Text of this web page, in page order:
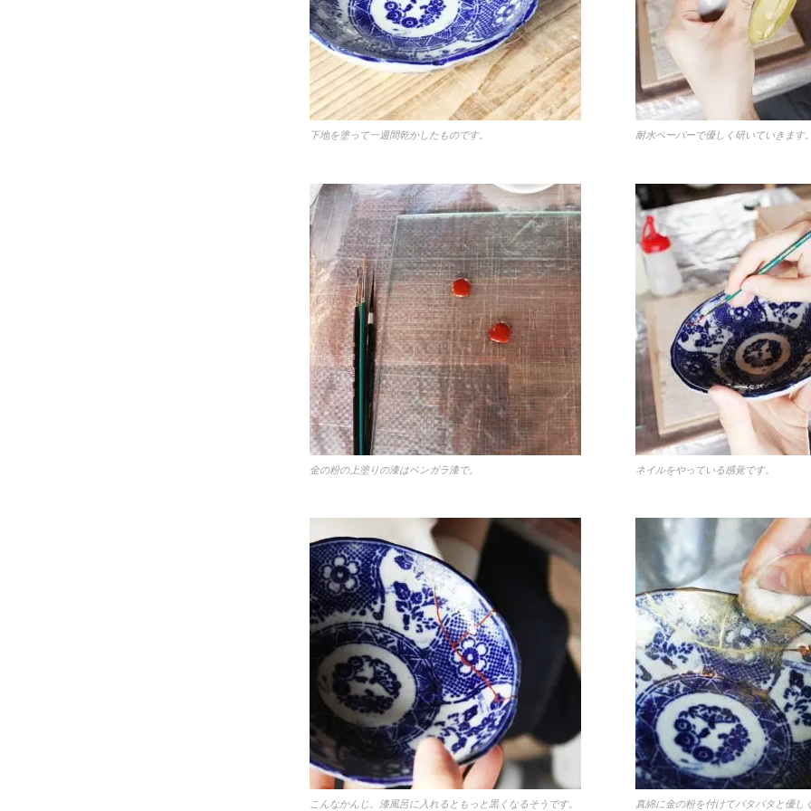
下地を塗って一週間乾かしたものです。 耐水ペーパーで優しく研いていきます
金の粉の上塗りの漆はベンガラ漆で。 ネイルをやっている感覚です。
こんなかんじ。漆風呂に入れるともっと黒くなるそうです。 真綿に金の粉を付けてパタパタと優し